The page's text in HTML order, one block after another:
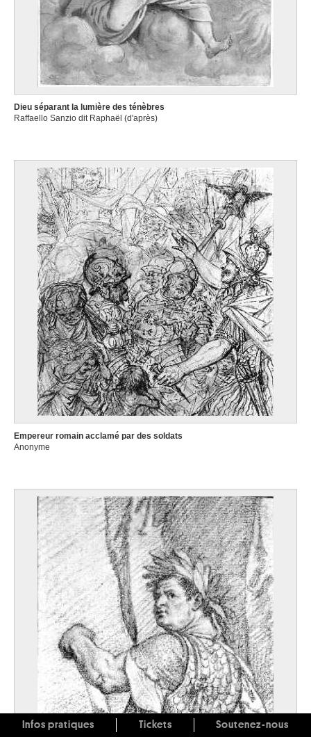
Dieu séparant la lumière des ténèbres
Raffaello Sanzio dit Raphaël (d'après)
Empereur romain acclamé par des soldats
Anonyme
Infos pratiques Tickets Soutenez-nous